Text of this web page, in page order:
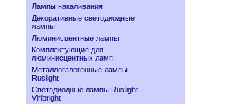
Лампы накаливания
Декоративные светодиодные
лампы
Люминисцентные лампы
Комплектующие для
люминисцентных ламп
Металлогалогенные лампы
Ruslight
Светодиодные лампы Ruslight
Viribright